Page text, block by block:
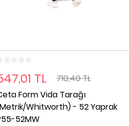
TL
710,40 TL
Form Vida Tarağı
Whitworth) - 52 Yaprak
52MW